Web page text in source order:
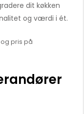
dit køkken
og værdi i ét.
pris på